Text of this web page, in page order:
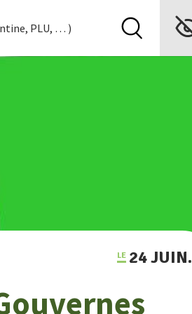
24 JUIN.